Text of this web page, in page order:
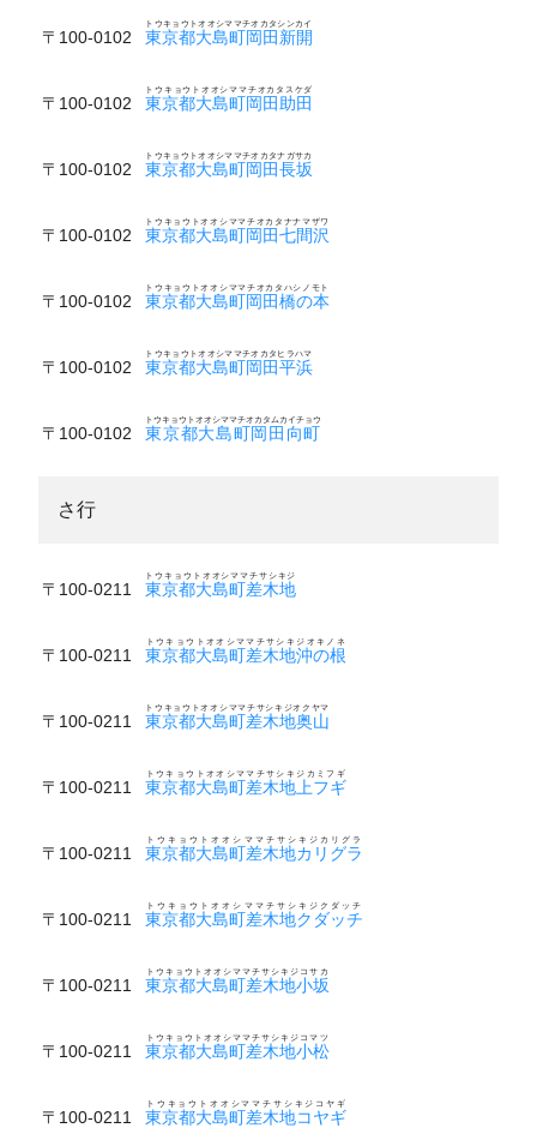
〒100-0102 東京都大島町岡田新開
トウキョウトオオシママチオカタシンカイ
〒100-0102 東京都大島町岡田助田
トウキョウトオオシママチオカタスケダ
〒100-0102 東京都大島町岡田長坂
トウキョウトオオシママチオカタナガサカ
〒100-0102 東京都大島町岡田七間沢
トウキョウトオオシママチオカタナナマザワ
〒100-0102 東京都大島町岡田橋の本
トウキョウトオオシママチオカタハシノモト
〒100-0102 東京都大島町岡田平浜
トウキョウトオオシママチオカタヒラハマ
〒100-0102 東京都大島町岡田向町
トウキョウトオオシママチオカタムカイチョウ
さ行
〒100-0211 東京都大島町差木地
トウキョウトオオシママチサシキジ
〒100-0211 東京都大島町差木地沖の根
トウキョウトオオシママチサシキジオキノネ
〒100-0211 東京都大島町差木地奥山
トウキョウトオオシママチサシキジオクヤマ
〒100-0211 東京都大島町差木地上フギ
トウキョウトオオシママチサシキジカミフギ
〒100-0211 東京都大島町差木地カリグラ
トウキョウトオオシママチサシキジカリグラ
〒100-0211 東京都大島町差木地クダッチ
トウキョウトオオシママチサシキジクダッチ
〒100-0211 東京都大島町差木地小坂
トウキョウトオオシママチサシキジコサカ
〒100-0211 東京都大島町差木地小松
トウキョウトオオシママチサシキジコマツ
〒100-0211 東京都大島町差木地コヤギ
トウキョウトオオシママチサシキジコヤギ